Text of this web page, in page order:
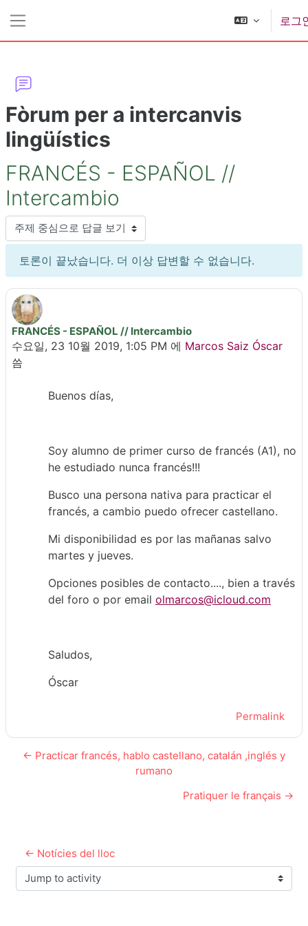
로그
Fòrum per a intercanvis
lingüístics
FRANCÉS - ESPAÑOL //
Intercambio
표시 모드
토론이 끝났습니다. 더 이상 답변할 수 없습니다.
FRANCÉS - ESPAÑOL // Intercambio
수요일, 23 10월 2019, 1:05 PM 에 Marcos Saiz Óscar
씀
Number of replies: 0
Buenos días,
Soy alumno de primer curso de francés (A1), no
he estudiado nunca francés!!!
Busco una persona nativa para practicar el
francés, a cambio puedo ofrecer castellano.
Mi disponibilidad es por las mañanas salvo
martes y jueves.
Opciones posibles de contacto...., bien a través
del foro o por email olmarcos@icloud.com
Saludos,
Óscar
Permalink
← Practicar francés, hablo castellano, catalán ,inglés y
rumano
Pratiquer le français →
← Notícies del lloc
Jump to activity